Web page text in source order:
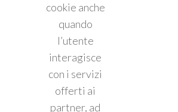
cookie anche
quando
l’utente
interagisce
con i servizi
offerti ai
partner, ad